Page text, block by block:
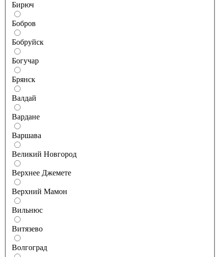
Бирюч
Бобров
Бобруйск
Богучар
Брянск
Валдай
Вардане
Варшава
Великий Новгород
Верхнее Джемете
Верхний Мамон
Вильнюс
Витязево
Волгоград